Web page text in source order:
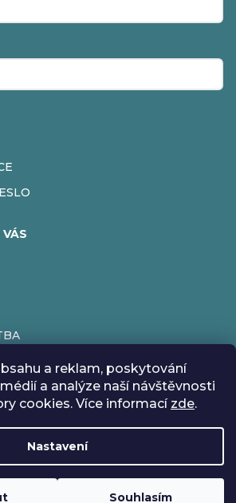
a reklam, poskytování
a analýze naší návštěvnosti
cookies. Více informací zde.
Nastavení
Souhlasím
že od 17. 7. do 24. 7. včetně
zavřeno. Všechny objednávky
od 27. 7. :) Přejeme vám krásné
OSOBNÍCH ÚDAJŮ